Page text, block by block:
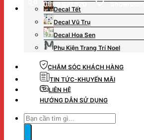
0869.831.520
Showroom
Decal Tết
Decal Vũ Trụ
Decal Hoa Sen
Phụ Kiện Trang Trí Noel
CHĂM SÓC KHÁCH HÀNG
TIN TỨC-KHUYẾN MÃI
LIÊN HỆ
HƯỚNG DẪN SỬ DỤNG
Tìm
kiếm: